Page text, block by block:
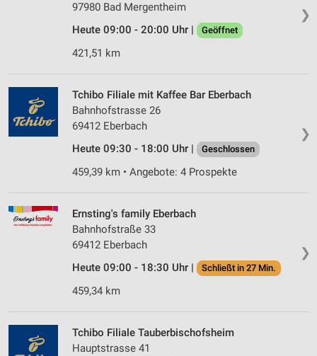
❯
97980 Bad Mergentheim
Heute 09:00 - 20:00 Uhr |
Geöffnet
421,51 km
❯
Tchibo Filiale mit Kaffee Bar Eberbach
Bahnhofstrasse 26
69412 Eberbach
Heute 09:30 - 18:00 Uhr |
Geschlossen
459,39 km • Angebote: 4 Prospekte
❯
Ernsting's family Eberbach
Bahnhofstraße 33
69412 Eberbach
Heute 09:00 - 18:30 Uhr |
Schließt in 27 Min.
459,34 km
Tchibo Filiale Tauberbischofsheim
Hauptstrasse 41